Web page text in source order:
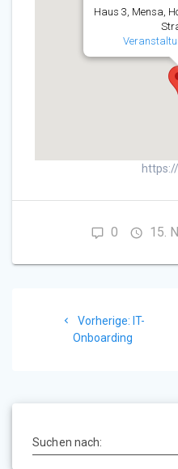
Haus 3, Mensa,
0 15.
Vorherige: IT-
Onboarding
Suchen nach: